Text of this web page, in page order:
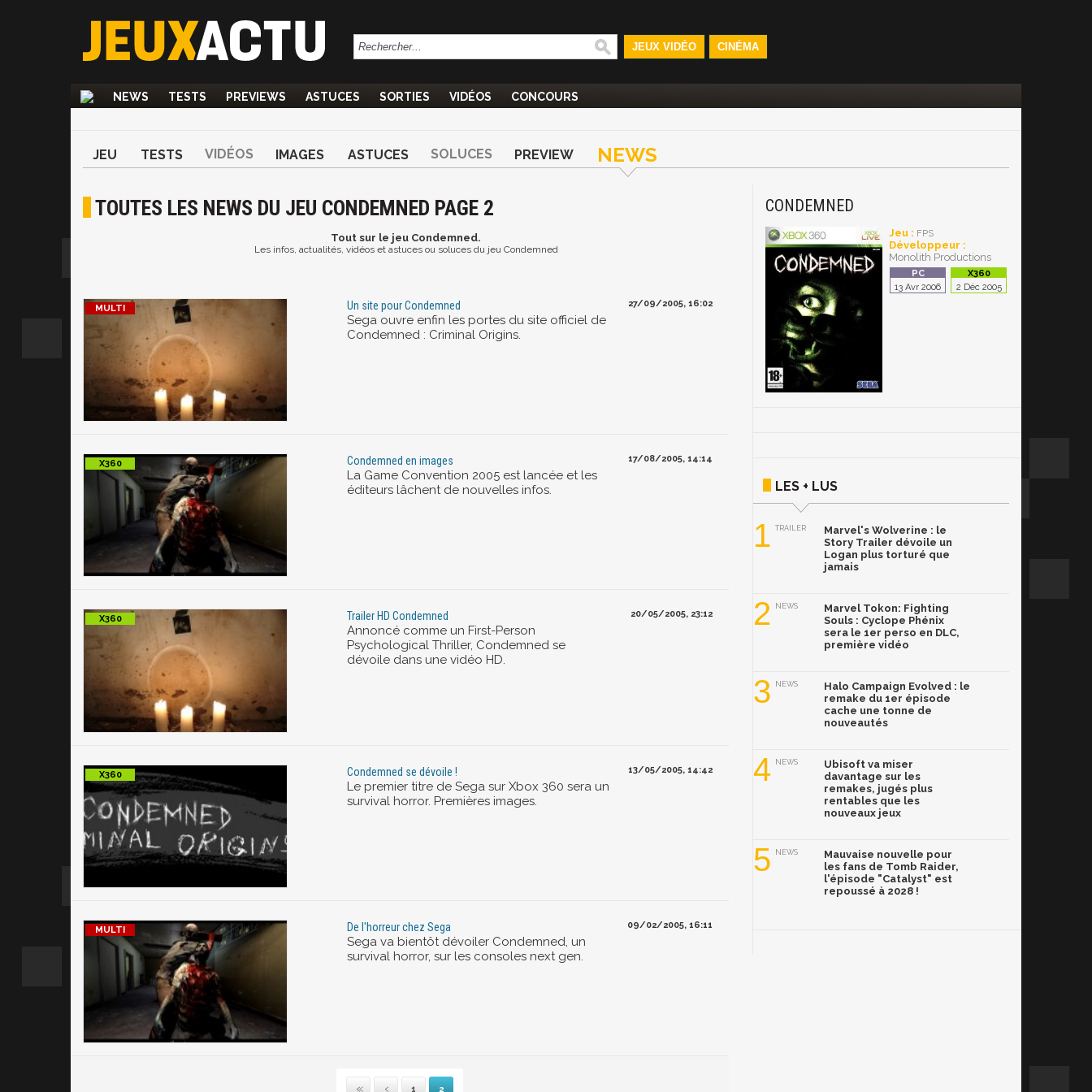
JEUX VIDÉO CINÉMA
NEWS TESTS PREVIEWS ASTUCES SORTIES VIDÉOS CONCOURS
JEU TESTS VIDÉOS IMAGES ASTUCES SOLUCES PREVIEW NEWS
TOUTES LES NEWS DU JEU CONDEMNED PAGE 2
Tout sur le jeu Condemned.
Les infos, actualités, vidéos et astuces ou soluces du jeu Condemned
Un site pour Condemned
Sega ouvre enfin les portes du site officiel de
Condemned : Criminal Origins.
27/09/2005, 16:02
Condemned en images
La Game Convention 2005 est lancée et les
éditeurs lâchent de nouvelles infos.
17/08/2005, 14:14
Trailer HD Condemned
Annoncé comme un First-Person
Psychological Thriller, Condemned se
dévoile dans une vidéo HD.
20/05/2005, 23:12
Condemned se dévoile !
Le premier titre de Sega sur Xbox 360 sera un
survival horror. Premières images.
13/05/2005, 14:42
De l'horreur chez Sega
Sega va bientôt dévoiler Condemned, un
survival horror, sur les consoles next gen.
09/02/2005, 16:11
1 2
CONDEMNED
Jeu : FPS
Développeur :
Monolith Productions
13 Avr 2006 2 Déc 2005
LES + LUS
1 TRAILER
Marvel's Wolverine : le
Story Trailer dévoile un
Logan plus torturé que
jamais
2 NEWS
Marvel Tokon: Fighting
Souls : Cyclope Phénix
sera le 1er perso en DLC,
première vidéo
3 NEWS
Halo Campaign Evolved : le
remake du 1er épisode
cache une tonne de
nouveautés
4 NEWS
Ubisoft va miser
davantage sur les
remakes, jugés plus
rentables que les
nouveaux jeux
5 NEWS
Mauvaise nouvelle pour
les fans de Tomb Raider,
l'épisode "Catalyst" est
repoussé à 2028 !